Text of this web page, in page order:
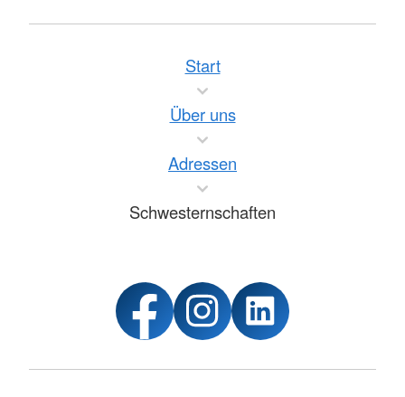
Start
Über uns
Adressen
Schwesternschaften